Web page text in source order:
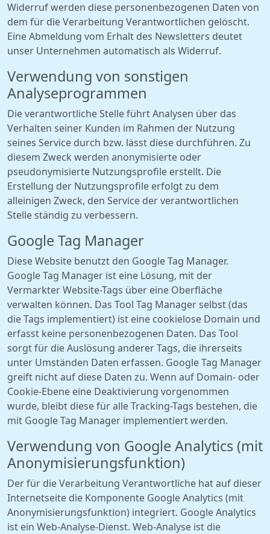
Widerruf werden diese personenbezogenen Daten von
dem für die Verarbeitung Verantwortlichen gelöscht.
Eine Abmeldung vom Erhalt des Newsletters deutet
unser Unternehmen automatisch als Widerruf.
Verwendung von sonstigen
Analyseprogrammen
Die verantwortliche Stelle führt Analysen über das
Verhalten seiner Kunden im Rahmen der Nutzung
seines Service durch bzw. lässt diese durchführen. Zu
diesem Zweck werden anonymisierte oder
pseudonymisierte Nutzungsprofile erstellt. Die
Erstellung der Nutzungsprofile erfolgt zu dem
alleinigen Zweck, den Service der verantwortlichen
Stelle ständig zu verbessern.
Google Tag Manager
Diese Website benutzt den Google Tag Manager.
Google Tag Manager ist eine Lösung, mit der
Vermarkter Website-Tags über eine Oberfläche
verwalten können. Das Tool Tag Manager selbst (das
die Tags implementiert) ist eine cookielose Domain und
erfasst keine personenbezogenen Daten. Das Tool
sorgt für die Auslösung anderer Tags, die ihrerseits
unter Umständen Daten erfassen. Google Tag Manager
greift nicht auf diese Daten zu. Wenn auf Domain- oder
Cookie-Ebene eine Deaktivierung vorgenommen
wurde, bleibt diese für alle Tracking-Tags bestehen, die
mit Google Tag Manager implementiert werden.
Verwendung von Google Analytics (mit
Anonymisierungs­funktion)
Der für die Verarbeitung Verantwortliche hat auf dieser
Internetseite die Komponente Google Analytics (mit
Anonymisierungsfunktion) integriert. Google Analytics
ist ein Web-Analyse-Dienst. Web-Analyse ist die